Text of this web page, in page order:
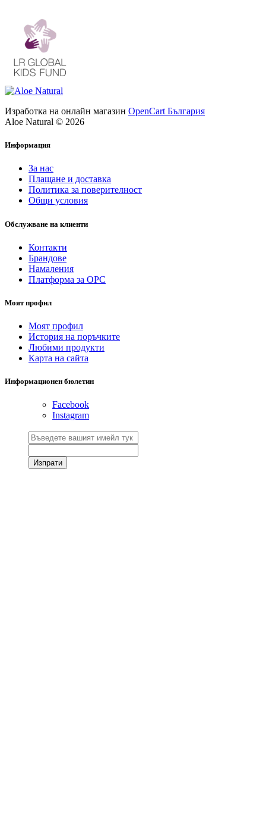
Изработка на онлайн магазин OpenCart България
Aloe Natural © 2026
Информация
За нас
Плащане и доставка
Политика за поверителност
Общи условия
Обслужване на клиенти
Контакти
Брандове
Намаления
Платформа за ОРС
Моят профил
Моят профил
История на поръчките
Любими продукти
Карта на сайта
Информационен бюлетин
Facebook
Instagram